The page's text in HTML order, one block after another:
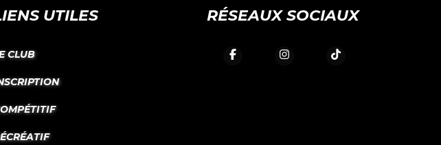
UTILES
CLUB
RÉSEAUX SOCIAUX